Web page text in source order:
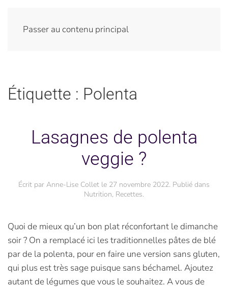
Passer au contenu principal
Étiquette : Polenta
Lasagnes de polenta
veggie ?
Écrit par Anne-Lise Collet le 27 novembre 2022. Publié dans
Nutrition, Recettes.
Quoi de mieux qu’un bon plat réconfortant le dimanche
soir ? On a remplacé ici les traditionnelles pâtes de blé
par de la polenta, pour en faire une version sans gluten,
qui plus est très sage puisque sans béchamel. Ajoutez
autant de légumes que vous le souhaitez. A vous de